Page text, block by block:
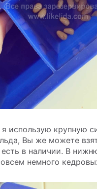
использую крупную
Вы же можете
в наличии. В
немного